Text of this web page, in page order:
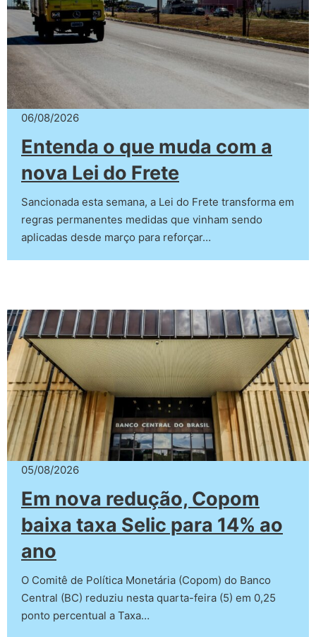
06/08/2026
Entenda o que muda com a
nova Lei do Frete
Sancionada esta semana, a Lei do Frete transforma em
regras permanentes medidas que vinham sendo
aplicadas desde março para reforçar…
05/08/2026
Em nova redução, Copom
baixa taxa Selic para 14% ao
ano
O Comitê de Política Monetária (Copom) do Banco
Central (BC) reduziu nesta quarta-feira (5) em 0,25
ponto percentual a Taxa…